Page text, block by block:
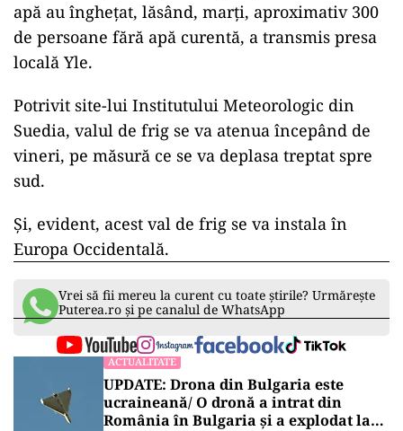
apă au înghețat, lăsând, marți, aproximativ 300
de persoane fără apă curentă, a transmis presa
locală Yle.
Potrivit site-lui Institutului Meteorologic din
Suedia, valul de frig se va atenua începând de
vineri, pe măsură ce se va deplasa treptat spre
sud.
Și, evident, acest val de frig se va instala în
Europa Occidentală.
Vrei să fii mereu la curent cu toate știrile? Urmărește
Puterea.ro și pe canalul de WhatsApp
ACTUALITATE
UPDATE: Drona din Bulgaria este
ucraineană/ O dronă a intrat din
România în Bulgaria şi a explodat la